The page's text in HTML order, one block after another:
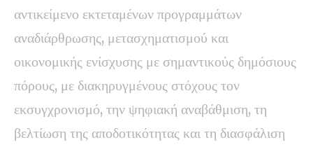
αντικείμενο εκτεταμένων προγραμμάτων
αναδιάρθρωσης, μετασχηματισμού και
οικονομικής ενίσχυσης με σημαντικούς δημόσιους
πόρους, με διακηρυγμένους στόχους τον
εκσυγχρονισμό, την ψηφιακή αναβάθμιση, τη
βελτίωση της αποδοτικότητας και τη διασφάλιση